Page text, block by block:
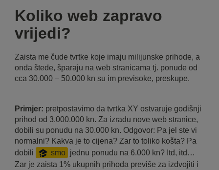
Koliko web zapravo
vrijedi?
Zaista me čude tvrtke koje imaju milijunske prihode, a
onda štede, šparaju na web stranicama tj. ponude od
cca 30.000 – 50.000 kn su im previsoke, preskupe.
Primjer: pretpostavimo da tvrtka XY ostvaruje godišnji
prihod od 3.000.000 kn. Za izradu nove web stranice,
dobili su ponudu na 30.000 kn. Odgovor: Pa jel ste vi
normalni? Kakva je to cijena? Zar to toliko košta? Pa
dobili
smo
jednu ponudu na 6.000 kn? Itd, itd…
Zar je zaista 1% ukupnih prihoda previše za izdvojiti i